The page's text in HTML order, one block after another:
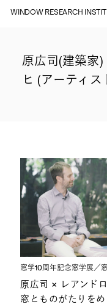
WINDOW RESEARCH
原広司(建築家
ヒ (アーティス
窓学10周年記念窓学展／
原広司 × レアンド
窓とものがたりを